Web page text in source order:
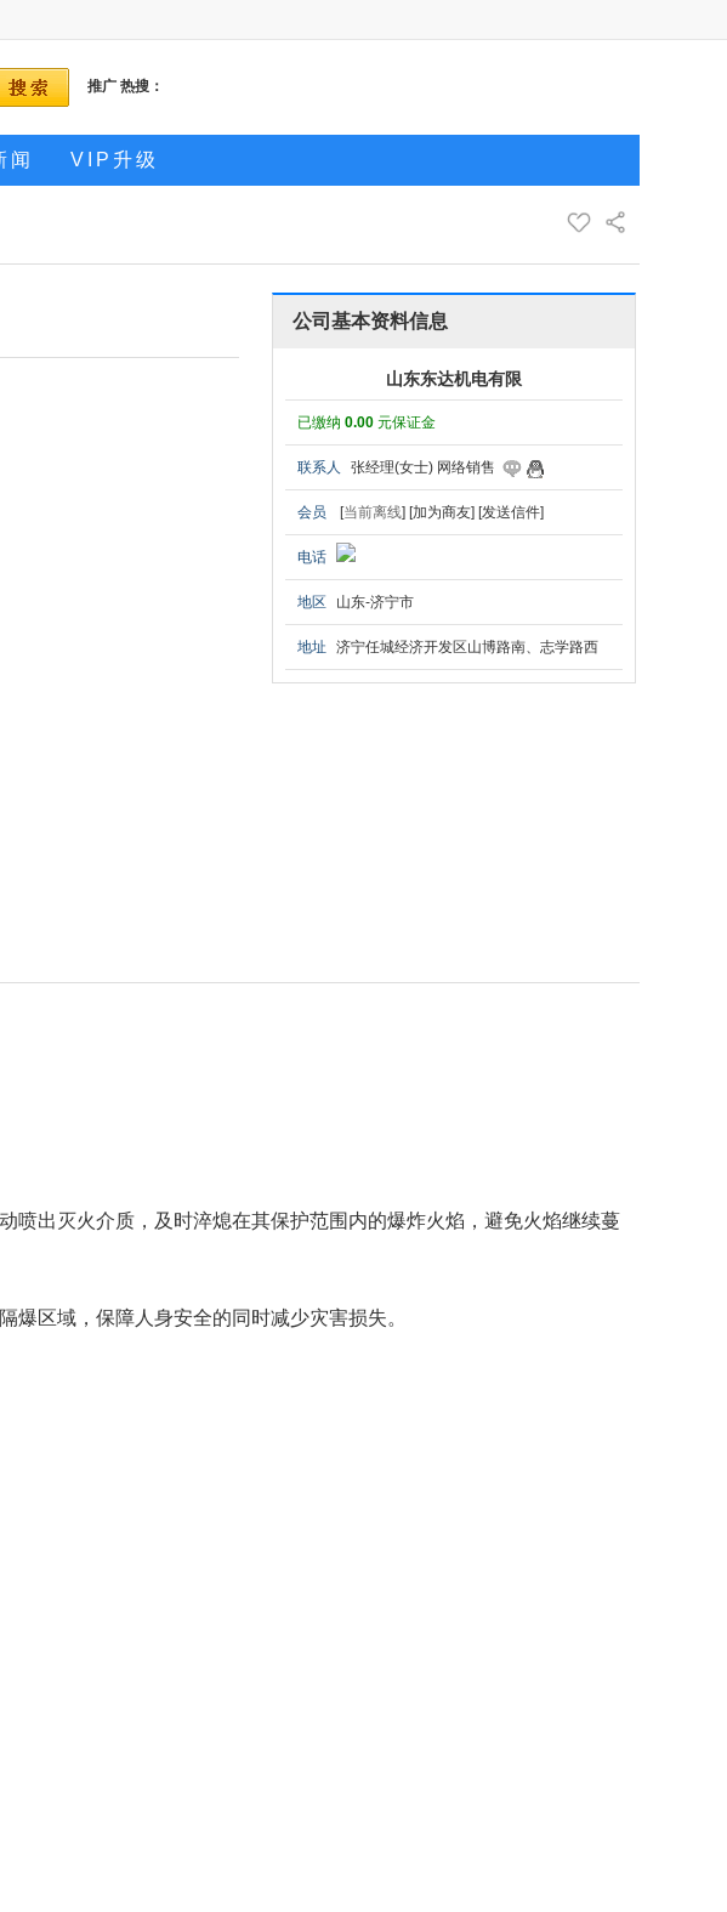
推广 热搜：
闻 VIP升级
公司基本资料信息
山东东达机电有限
已缴纳 0.00 元保证金
联系人 张经理(女士) 网络销售
会员 [当前离线] [加为商友] [发送信件]
电话
地区 山东-济宁市
地址 济宁任城经济开发区山博路南、志学路西
喷出灭火介质，及时淬熄在其保护范围内的爆炸火焰，避免火焰继续蔓
区域，保障人身安全的同时减少灾害损失。